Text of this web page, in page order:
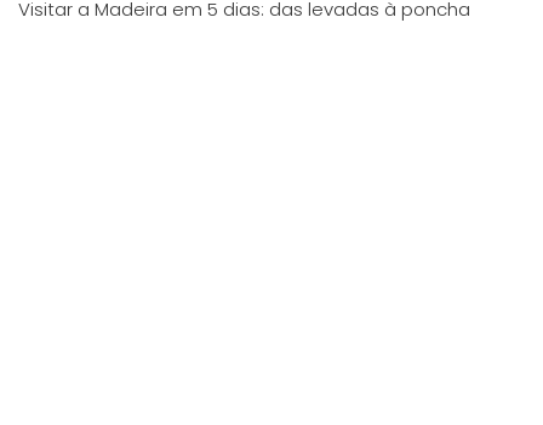
Visitar a Madeira em 5 dias: das levadas à poncha